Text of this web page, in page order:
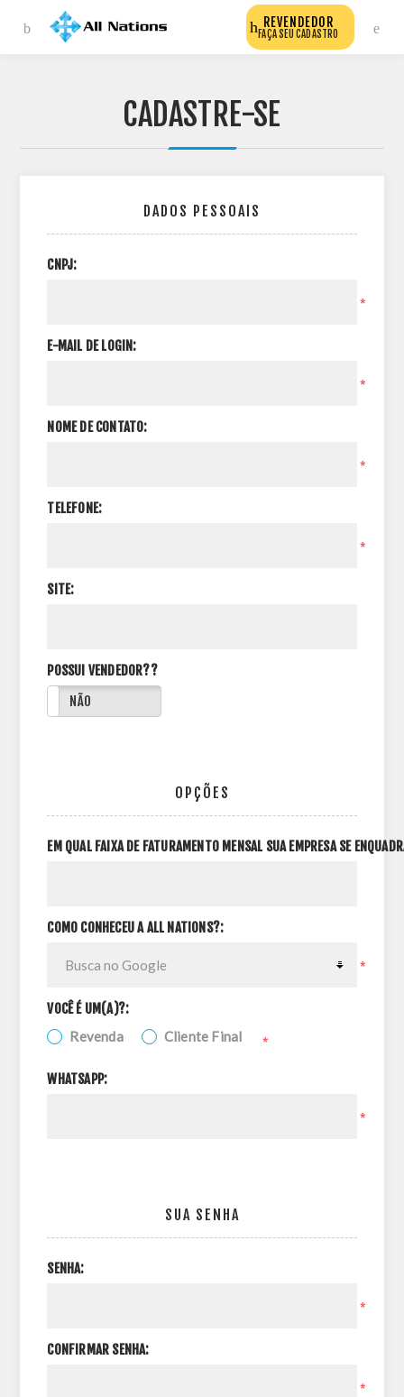
REVENDEDOR
FAÇA SEU CADASTRO
CADASTRE-SE
DADOS PESSOAIS
CNPJ:
*
E-MAIL DE LOGIN:
*
NOME DE CONTATO:
*
TELEFONE:
*
SITE:
POSSUI VENDEDOR??
NÃO
OPÇÕES
EM QUAL FAIXA DE FATURAMENTO MENSAL SUA EMPRESA SE
COMO CONHECEU A ALL NATIONS?:
*
VOCÊ É UM(A)?:
Revenda Cliente Final *
WHATSAPP:
*
SUA SENHA
SENHA:
*
CONFIRMAR SENHA:
*